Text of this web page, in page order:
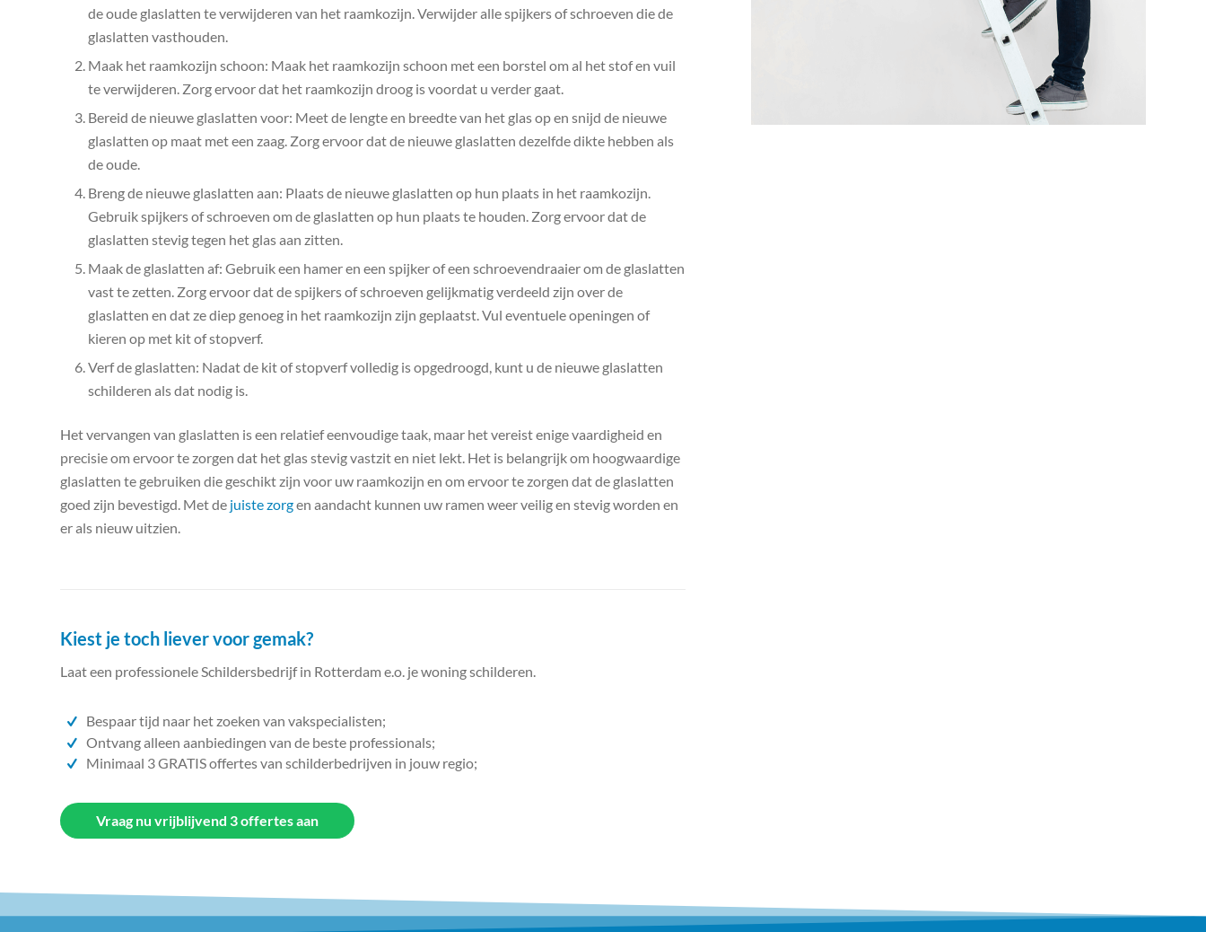
de oude glaslatten te verwijderen van het raamkozijn. Verwijder alle spijkers of schroeven die de
glaslatten vasthouden.
Maak het raamkozijn schoon: Maak het raamkozijn schoon met een borstel om al het stof en vuil
te verwijderen. Zorg ervoor dat het raamkozijn droog is voordat u verder gaat.
Bereid de nieuwe glaslatten voor: Meet de lengte en breedte van het glas op en snijd de nieuwe
glaslatten op maat met een zaag. Zorg ervoor dat de nieuwe glaslatten dezelfde dikte hebben als
de oude.
Breng de nieuwe glaslatten aan: Plaats de nieuwe glaslatten op hun plaats in het raamkozijn.
Gebruik spijkers of schroeven om de glaslatten op hun plaats te houden. Zorg ervoor dat de
glaslatten stevig tegen het glas aan zitten.
Maak de glaslatten af: Gebruik een hamer en een spijker of een schroevendraaier om de glaslatten
vast te zetten. Zorg ervoor dat de spijkers of schroeven gelijkmatig verdeeld zijn over de
glaslatten en dat ze diep genoeg in het raamkozijn zijn geplaatst. Vul eventuele openingen of
kieren op met kit of stopverf.
Verf de glaslatten: Nadat de kit of stopverf volledig is opgedroogd, kunt u de nieuwe glaslatten
schilderen als dat nodig is.
Het vervangen van glaslatten is een relatief eenvoudige taak, maar het vereist enige vaardigheid en
precisie om ervoor te zorgen dat het glas stevig vastzit en niet lekt. Het is belangrijk om hoogwaardige
glaslatten te gebruiken die geschikt zijn voor uw raamkozijn en om ervoor te zorgen dat de glaslatten
goed zijn bevestigd. Met de juiste zorgen aandacht kunnen uw ramen weer veilig en stevig worden en
er als nieuw uitzien.
Kiest je toch liever voor gemak?
Laat een professionele Schildersbedrijf in Rotterdam e.o. je woning schilderen.
Bespaar tijd naar het zoeken van vakspecialisten;
Ontvang alleen aanbiedingen van de beste professionals;
Minimaal 3 GRATIS offertes van schilderbedrijven in jouw regio;
Vraag nu vrijblijvend 3 offertes aan